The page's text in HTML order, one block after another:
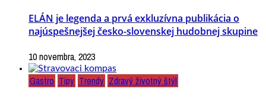
ELÁN je legenda a prvá exkluzívna publikácia o
najúspešnejšej česko-slovenskej hudobnej skupine
10 novembra, 2023
Gastro Tipy Trendy Zdravý životný štýl